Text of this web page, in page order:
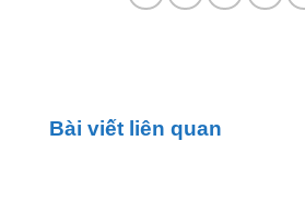
Bài viết liên quan